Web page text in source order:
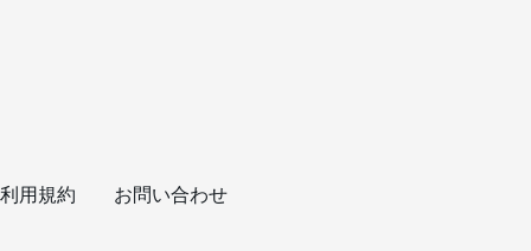
利用規約 お問い合わせ